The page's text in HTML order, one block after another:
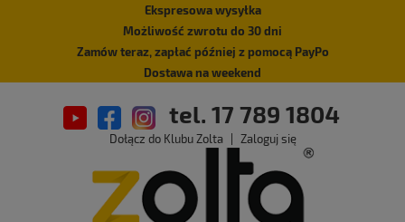
Ekspresowa wysyłka
Możliwość zwrotu do 30 dni
Zamów teraz, zapłać później z pomocą PayPo
Dostawa na weekend
tel. 17 789 1804
Dołącz do Klubu Zolta Zaloguj się